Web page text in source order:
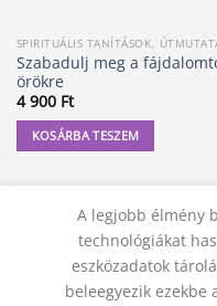
Szabadulj meg a
örökre
4 900 Ft
KOSÁRBA TESZEM
A legjobb élmény
technológiákat
eszközadatok
beleegyezik ezekbe